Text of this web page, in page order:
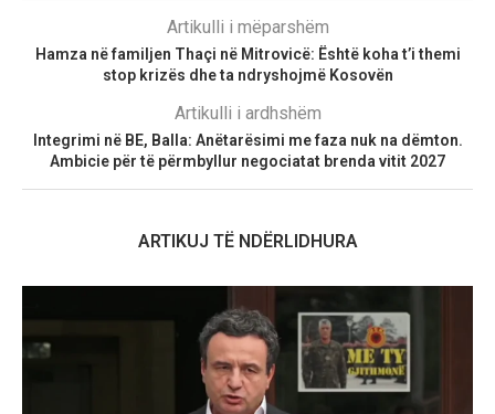
Artikulli i mëparshëm
Hamza në familjen Thaçi në Mitrovicë: Është koha t’i themi
stop krizës dhe ta ndryshojmë Kosovën
Artikulli i ardhshëm
Integrimi në BE, Balla: Anëtarësimi me faza nuk na dëmton.
Ambicie për të përmbyllur negociatat brenda vitit 2027
ARTIKUJ TË NDËRLIDHURA